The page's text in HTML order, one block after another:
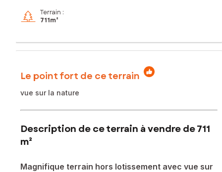
Terrain :
711m²
Le point fort de ce terrain
vue sur la nature
Description de ce terrain à vendre de 711
m²
Magnifique terrain hors lotissement avec vue sur